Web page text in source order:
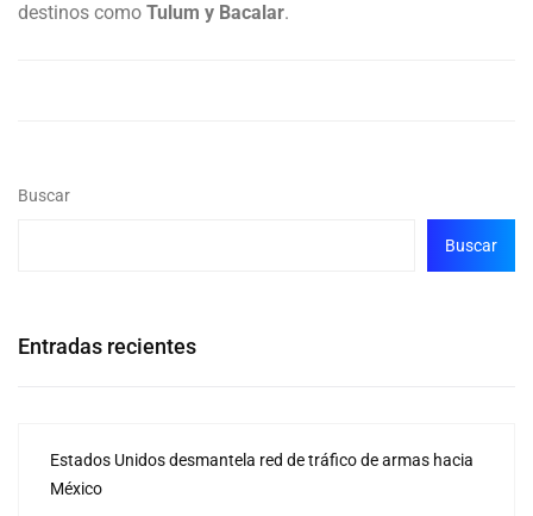
destinos como Tulum y Bacalar.
Buscar
Buscar
Entradas recientes
Estados Unidos desmantela red de tráfico de armas hacia
México